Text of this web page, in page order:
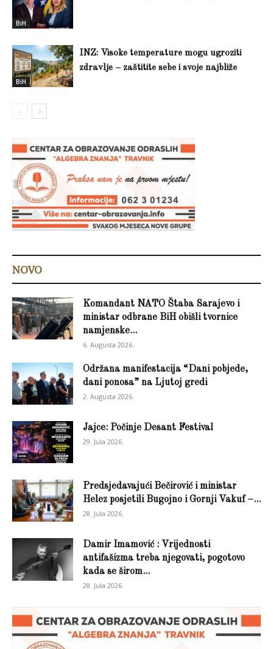
BiH
BiH
INZ: Visoke temperature mogu ugroziti
zdravlje – zaštitite sebe i svoje najbliže
NOVO
Komandant NATO Štaba Sarajevo i
ministar odbrane BiH obišli tvornice
namjenske...
6. Augusta 2026.
Održana manifestacija “Dani pobjede,
dani ponosa” na Ljutoj gredi
2. Augusta 2026.
Jajce: Počinje Desant Festival
29. Jula 2026.
Predsjedavajući Bečirović i ministar
Helez posjetili Bugojno i Gornji Vakuf –...
28. Jula 2026.
Damir Imamović : Vrijednosti
antifašizma treba njegovati, pogotovo
kada se širom...
28. Jula 2026.